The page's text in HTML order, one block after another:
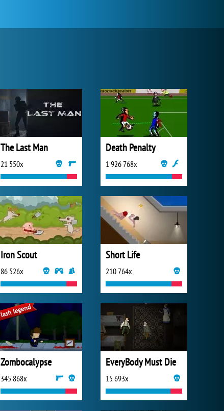
The Last Man
21 550x
Death Penalty
1 926 768x
Iron Scout
86 526x
Short Life
210 764x
Zombocalypse
345 868x
EveryBody Must Die
15 693x